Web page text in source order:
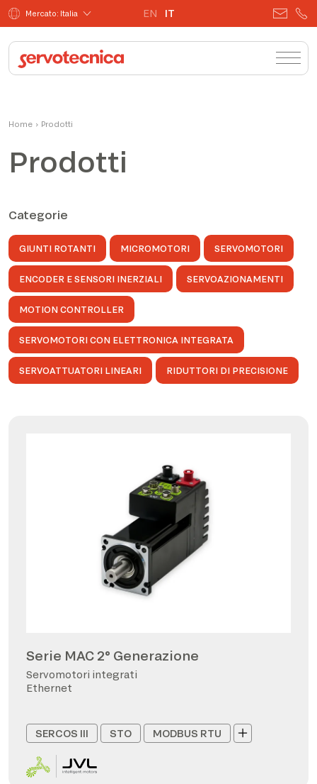
Mercato: Italia EN IT
Home › Prodotti
Prodotti
Categorie
GIUNTI ROTANTI MICROMOTORI SERVOMOTORI
ENCODER E SENSORI INERZIALI SERVOAZIONAMENTI
MOTION CONTROLLER
SERVOMOTORI CON ELETTRONICA INTEGRATA
SERVOATTUATORI LINEARI RIDUTTORI DI PRECISIONE
Serie MAC 2° Generazione
Servomotori integrati
Ethernet
SERCOS III STO MODBUS RTU